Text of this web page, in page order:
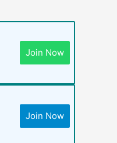
Join Now
Join Now